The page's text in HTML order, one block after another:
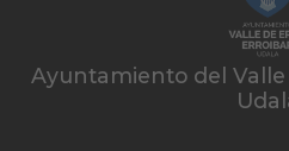
Ayuntamiento del